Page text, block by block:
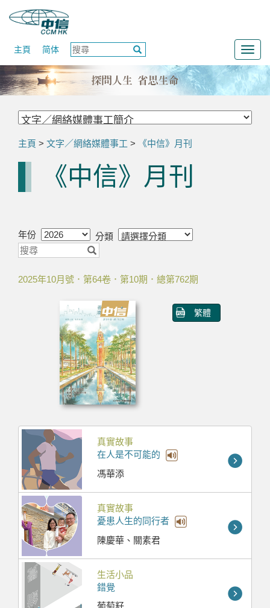
主頁 简体
主頁 > 文字／網絡媒體事工 > 《中信》月刊
《中信》月刊
年份 分類
2025年10月號．第64卷．第10期．總第762期
繁體
真實故事
在人是不可能的
馮華添
真實故事
憂患人生的同行者
陳慶華、關素君
生活小品
錯覺